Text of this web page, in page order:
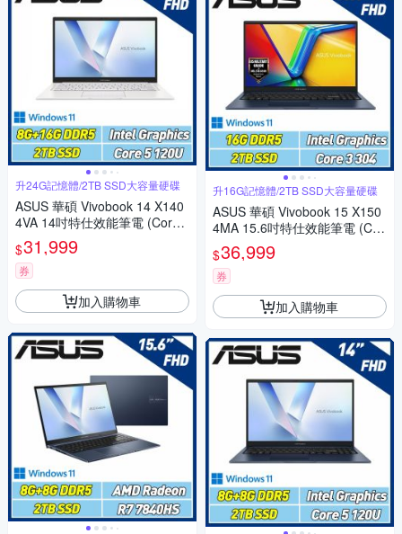
升24G記憶體/2TB SSD大容量硬碟
ASUS 華碩 Vivobook 14 X140
4VA 14吋特仕效能筆電 (Core5
120U/8G+16G/2TB SSD/幻彩
白)
$31,999
券
加入購物車
升16G記憶體/2TB SSD大容量硬碟
ASUS 華碩 Vivobook 15 X150
4MA 15.6吋特仕效能筆電 (Cor
e 3 304/16G/2TB SSD/午夜藍)
$36,999
券
加入購物車